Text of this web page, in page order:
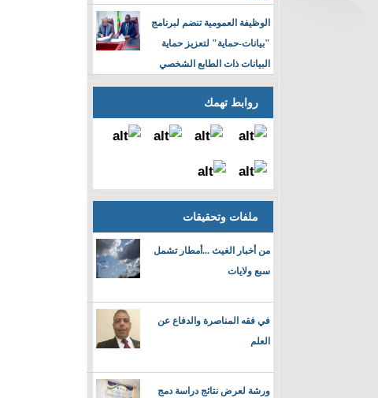
الوظيفة العمومية تنضم لبرنامج
"بيانات-حماية" لتعزيز حماية
البيانات ذات الطابع الشخصي
روابط تهمك
ملفات وتحقيقات
من أخبار الغيث ...أمطار تشمل
سبع ولايات
في فقه المناصرة والدفاع عن
العلم
ورشة لعرض نتائج دراسة دمج